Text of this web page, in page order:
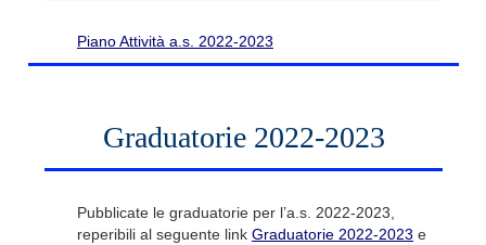
Piano Attività a.s. 2022-2023
Graduatorie 2022-2023
Pubblicate le graduatorie per l’a.s. 2022-2023,
reperibili al seguente link Graduatorie 2022-2023 e